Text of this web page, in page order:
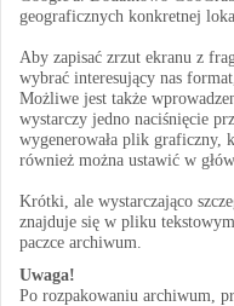
geograficznych konkretnej
Aby zapisać zrzut ekranu z
wybrać interesujący nas
Możliwe jest także
wystarczy jedno naciśnięcie
wygenerowała plik graficzny,
również można ustawić w
Krótki, ale wystarczająco
znajduje się w pliku
paczce archiwum.
Uwaga!
Po rozpakowaniu archiwum,